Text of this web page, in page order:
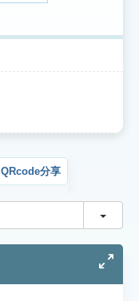
QRcode分享
切換